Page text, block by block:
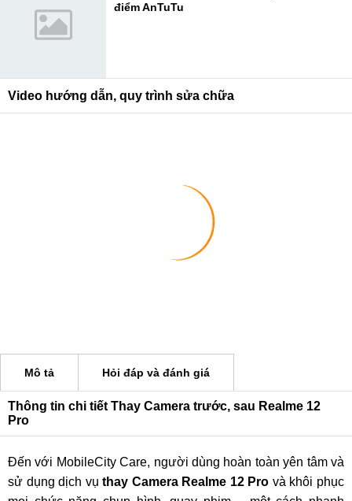
điểm AnTuTu
Video hướng dẫn, quy trình sửa chữa
Mô tả Hỏi đáp và đánh giá
Thông tin chi tiết Thay Camera trước, sau Realme 12
Pro
Đến với MobileCity Care, người dùng hoàn toàn yên tâm và
sử dụng dịch vụthay Camera Realme 12 Pro và khôi phục